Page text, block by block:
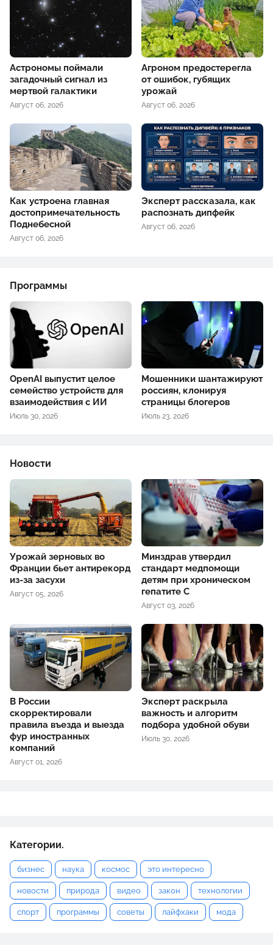
Астрономы поймали
загадочный сигнал из
мертвой галактики
Август 06, 2026
Агроном предостерегла
от ошибок, губящих
урожай
Август 06, 2026
Как устроена главная
достопримечательность
Поднебесной
Август 06, 2026
Эксперт рассказала, как
распознать дипфейк
Август 06, 2026
Программы
OpenAI выпустит целое
семейство устройств для
взаимодействия с ИИ
Июль 30, 2026
Мошенники шантажируют
россиян, клонируя
страницы блогеров
Июль 23, 2026
Новости
Урожай зерновых во
Франции бьет антирекорд
из-за засухи
Август 05, 2026
Минздрав утвердил
стандарт медпомощи
детям при хроническом
гепатите С
Август 03, 2026
В России
скорректировали
правила въезда и выезда
фур иностранных
компаний
Август 01, 2026
Эксперт раскрыла
важность и алгоритм
подбора удобной обуви
Июль 30, 2026
Категории.
бизнес наука космос это интересно
новости природа видео закон технологии
спорт программы советы лайфхаки мода